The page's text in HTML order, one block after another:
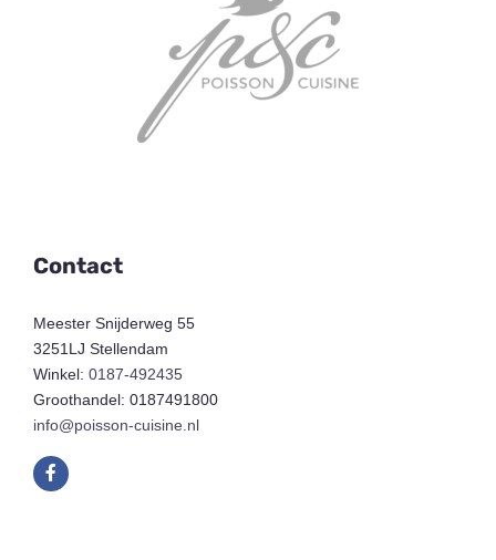
Contact
Meester Snijderweg 55
3251LJ Stellendam
Winkel:0187-492435
Groothandel: 0187491800
info@poisson-cuisine.nl